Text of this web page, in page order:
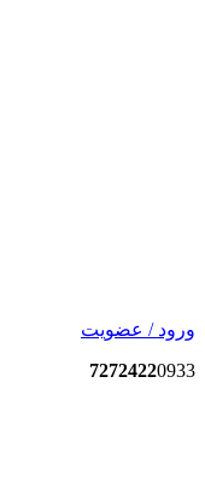
ورود / عضویت
72724220933